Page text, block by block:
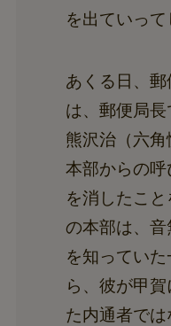
を出ていって
あくる日、
は、郵便局
熊沢治（六
本部からの
を消したこ
の本部は、音
を知ってい
ら、彼が甲
た内通者で